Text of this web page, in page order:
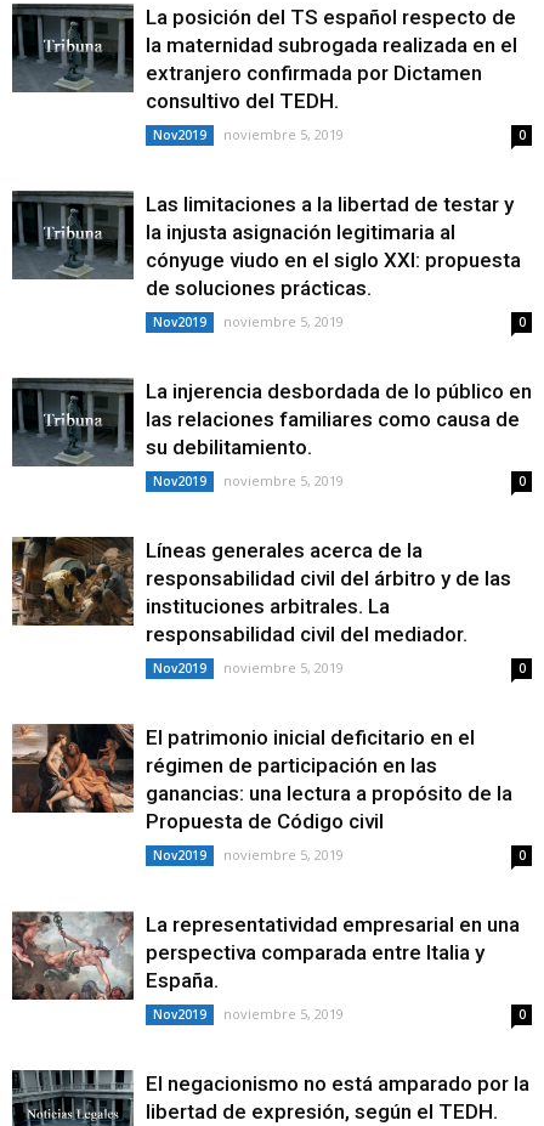
La posición del TS español respecto de
la maternidad subrogada realizada en el
extranjero confirmada por Dictamen
consultivo del TEDH.
Nov2019 noviembre 5, 2019 0
Las limitaciones a la libertad de testar y
la injusta asignación legitimaria al
cónyuge viudo en el siglo XXI: propuesta
de soluciones prácticas.
Nov2019 noviembre 5, 2019 0
La injerencia desbordada de lo público en
las relaciones familiares como causa de
su debilitamiento.
Nov2019 noviembre 5, 2019 0
Líneas generales acerca de la
responsabilidad civil del árbitro y de las
instituciones arbitrales. La
responsabilidad civil del mediador.
Nov2019 noviembre 5, 2019 0
El patrimonio inicial deficitario en el
régimen de participación en las
ganancias: una lectura a propósito de la
Propuesta de Código civil
Nov2019 noviembre 5, 2019 0
La representatividad empresarial en una
perspectiva comparada entre Italia y
España.
Nov2019 noviembre 5, 2019 0
El negacionismo no está amparado por la
libertad de expresión, según el TEDH.